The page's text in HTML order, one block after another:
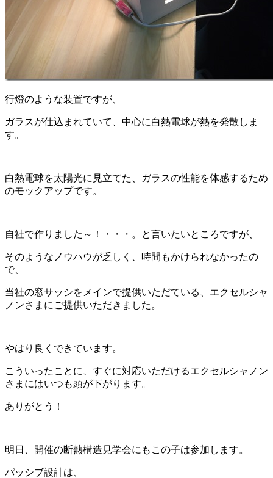
行燈のような装置ですが、
ガラスが仕込まれていて、中心に白熱電球が熱を発散しま
す。
白熱電球を太陽光に見立てた、ガラスの性能を体感するため
のモックアップです。
自社で作りました～！・・・。と言いたいところですが、
そのようなノウハウが乏しく、時間もかけられなかったの
で、
当社の窓サッシをメインで提供いただている、エクセルシャ
ノンさまにご提供いただきました。
やはり良くできています。
こういったことに、すぐに対応いただけるエクセルシャノン
さまにはいつも頭が下がります。
ありがとう！
明日、開催の断熱構造見学会にもこの子は参加します。
パッシブ設計は、